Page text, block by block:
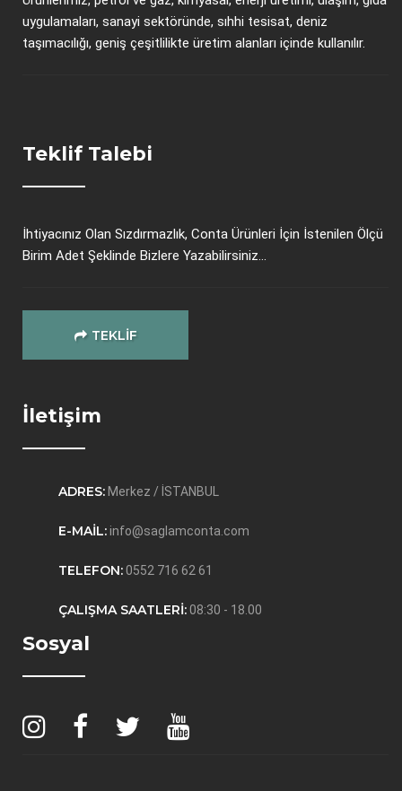
uygulamaları, sanayi sektöründe, sıhhi tesisat, deniz
taşımacılığı, geniş çeşitlilikte üretim alanları içinde kullanılır.
Teklif Talebi
İhtiyacınız Olan Sızdırmazlık, Conta Ürünleri İçin İstenilen Ölçü
Birim Adet Şeklinde Bizlere Yazabilirsiniz...
TEKLIF
İletişim
ADRES: Merkez / İSTANBUL
E-MAIL:info@saglamconta.com
TELEFON:0552 716 62 61
ÇALIŞMA SAATLERI:08:30 - 18.00
Sosyal